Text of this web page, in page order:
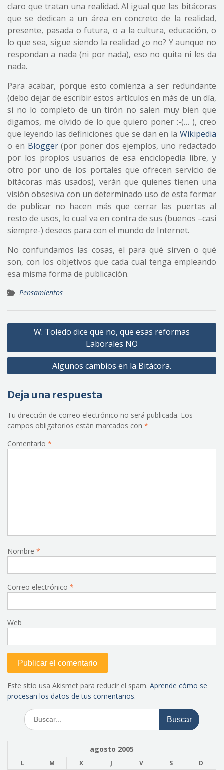
claro que tratan una realidad. Al igual que las bitácoras
que se dedican a un área en concreto de la realidad,
presente, pasada o futura, o a la cultura, educación, o
lo que sea, sigue siendo la realidad ¿o no? Y aunque no
respondan a nada (ni por nada), eso no quita ni les da
nada.
Para acabar, porque esto comienza a ser redundante
(debo dejar de escribir estos artículos en más de un día,
si no lo completo de un tirón no salen muy bien que
digamos, me olvido de lo que quiero poner :-(… ), creo
que leyendo las definiciones que se dan en la Wikipedia
o en Blogger(por poner dos ejemplos, uno redactado
por los propios usuarios de esa enciclopedia libre, y
otro por uno de los portales que ofrecen servicio de
bitácoras más usados), verán que quienes tienen una
visión obsesiva con un determinado uso de esta formar
de publicar no hacen más que cerrar las puertas al
resto de usos, lo cual va en contra de sus (buenos –casi
siempre-) deseos para con el mundo de Internet.
No confundamos las cosas, el para qué sirven o qué
son, con los objetivos que cada cual tenga empleando
esa misma forma de publicación.
Pensamientos
Navegación
entradas
W. Toledo dice que no, que esas reformas
Laborales NO
Algunos cambios en la Bitácora.
Deja una respuesta
Tu dirección de correo electrónico no será publicada. Los
campos obligatorios están marcados con *
Comentario *
Nombre *
Correo electrónico *
Web
Este sitio usa Akismet para reducir el spam. Aprende cómo se
procesan los datos de tus comentarios.
Buscar:
agosto 2005
L M X J V S D